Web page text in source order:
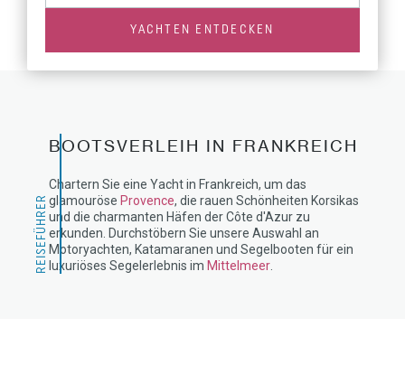
YACHTEN ENTDECKEN
REISEFÜHRER
BOOTSVERLEIH IN FRANKREICH
Chartern Sie eine Yacht in Frankreich, um das
glamouröse Provence, die rauen Schönheiten Korsikas
und die charmanten Häfen der Côte d'Azur zu
erkunden. Durchstöbern Sie unsere Auswahl an
Motoryachten, Katamaranen und Segelbooten für ein
luxuriöses Segelerlebnis im Mittelmeer